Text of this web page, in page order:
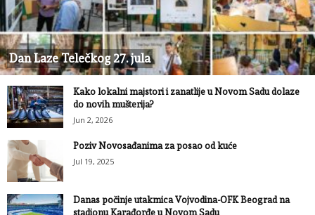
Dan Laze Telečkog 27. jula
Kako lokalni majstori i zanatlije u Novom Sadu dolaze
do novih mušterija?
Jun 2, 2026
Poziv Novosađanima za posao od kuće
Jul 19, 2025
Danas počinje utakmica Vojvodina-OFK Beograd na
stadionu Karađorđe u Novom Sadu